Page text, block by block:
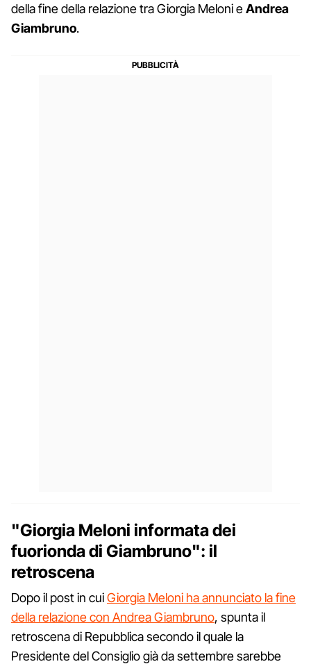
della fine della relazione tra Giorgia Meloni eAndrea
Giambruno.
"Giorgia Meloni informata dei
fuorionda di Giambruno": il
retroscena
Dopo il post in cuiGiorgia Meloni ha annunciato la fine
della relazione con Andrea Giambruno, spunta il
retroscena di Repubblica secondo il quale la
Presidente del Consiglio già da settembre sarebbe